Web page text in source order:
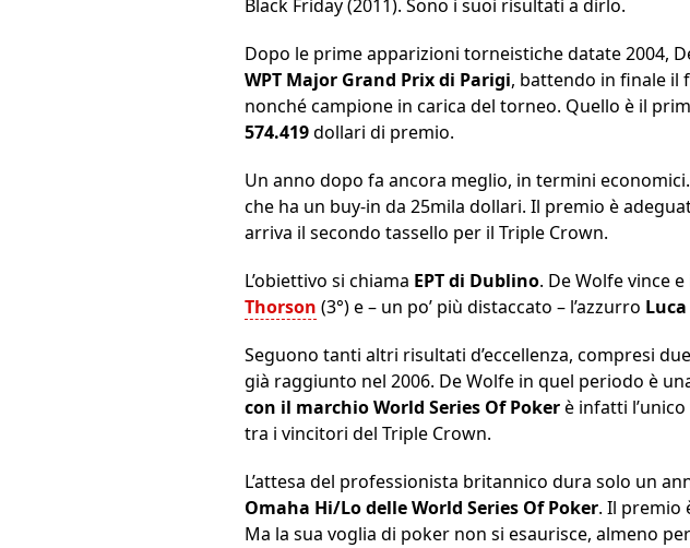
Black Friday (2011). Sono i suoi risultati a dirlo.
Dopo le prime apparizioni torneistiche datate 2004,
WPT Major Grand Prix di Parigi, battendo in finale il
nonché campione in carica del torneo. Quello è il
574.419dollari di premio.
Un anno dopo fa ancora meglio, in termini
che ha un buy-in da 25mila dollari. Il premio è
arriva il secondo tassello per il Triple Crown.
L’obiettivo si chiama EPT di Dublino. De Wolfe vince
Thorson (3°) e – un po’ più distaccato – l’azzurro
Seguono tanti altri risultati d’eccellenza, compresi
già raggiunto nel 2006. De Wolfe in quel periodo è
con il marchio World Series Of Pokerè infatti
tra i vincitori del Triple Crown.
L’attesa del professionista britannico dura solo un
Omaha Hi/Lo delle World Series Of Poker. Il premio
Ma la sua voglia di poker non si esaurisce, almeno